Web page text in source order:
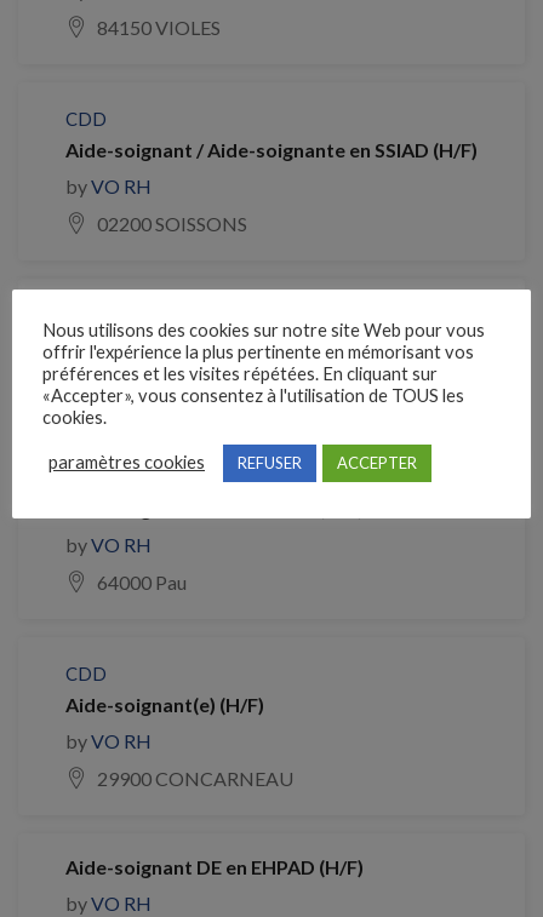
84150 VIOLES
CDD
Aide-soignant / Aide-soignante en SSIAD (H/F)
byVO RH
02200 SOISSONS
Aide soignant (AS) DIALYSE – H/F CDD
byVO RH
33000 Bordeaux
byVO RH
64000 Pau
CDD
Aide-soignant(e) (H/F)
byVO RH
29900 CONCARNEAU
Aide-soignant DE en EHPAD (H/F)
byVO RH
Nous utilisons des cookies sur notre site Web pour vous
offrir l'expérience la plus pertinente en mémorisant vos
préférences et les visites répétées. En cliquant sur
«Accepter», vous consentez à l'utilisation de TOUS les
cookies.
paramètres cookies REFUSER ACCEPTER